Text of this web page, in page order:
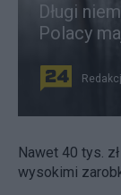
Długi
Polacy
Nawet 40 tys.
wysokimi